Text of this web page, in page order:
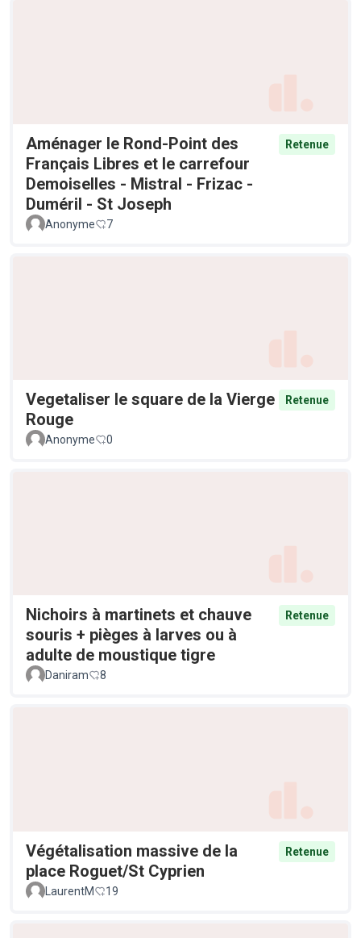
Aménager le Rond-Point des
Français Libres et le carrefour
Demoiselles - Mistral - Frizac -
Duméril - St Joseph
Retenue
Anonyme 7
Vegetaliser le square de la Vierge
Rouge
Retenue
Anonyme 0
Nichoirs à martinets et chauve
souris + pièges à larves ou à
adulte de moustique tigre
Retenue
Daniram 8
Végétalisation massive de la
place Roguet/St Cyprien
Retenue
LaurentM 19